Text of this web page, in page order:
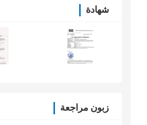
شهادة
زبون مراجعة